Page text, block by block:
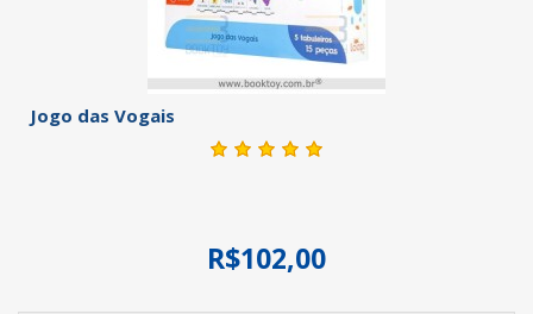
Jogo das Vogais
R$102,00